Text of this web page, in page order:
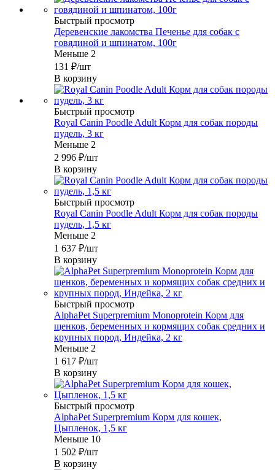
Быстрый просмотр
Деревенские лакомства Печенье для собак с
говядиной и шпинатом, 100г
Меньше 2
131 ₽/шт
В корзину
Быстрый просмотр
Royal Canin Poodle Adult Корм для собак породы
пудель, 3 кг
Меньше 2
2 996 ₽/шт
В корзину
Быстрый просмотр
Royal Canin Poodle Adult Корм для собак породы
пудель, 1,5 кг
Меньше 2
1 637 ₽/шт
В корзину
Быстрый просмотр
AlphaPet Superpremium Monoprotein Корм для
щенков, беременных и кормящих собак средних и
крупных пород, Индейка, 2 кг
Меньше 2
1 617 ₽/шт
В корзину
Быстрый просмотр
AlphaPet Superpremium Корм для кошек,
Цыпленок, 1,5 кг
Меньше 10
1 502 ₽/шт
В корзину